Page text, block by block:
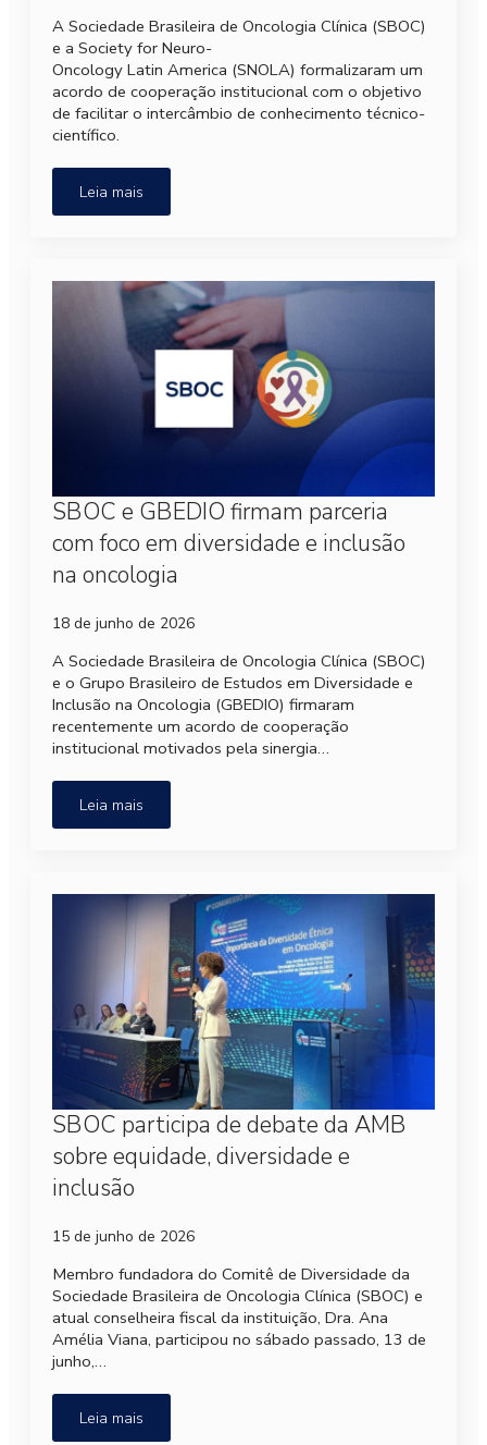
A Sociedade Brasileira de Oncologia Clínica (SBOC)
e a Society for Neuro-
Oncology Latin America (SNOLA) formalizaram um
acordo de cooperação institucional com o objetivo
de facilitar o intercâmbio de conhecimento técnico-
científico.
Leia mais
SBOC e GBEDIO firmam parceria
com foco em diversidade e inclusão
na oncologia
18 de junho de 2026
A Sociedade Brasileira de Oncologia Clínica (SBOC)
e o Grupo Brasileiro de Estudos em Diversidade e
Inclusão na Oncologia (GBEDIO) firmaram
recentemente um acordo de cooperação
institucional motivados pela sinergia…
Leia mais
SBOC participa de debate da AMB
sobre equidade, diversidade e
inclusão
15 de junho de 2026
Membro fundadora do Comitê de Diversidade da
Sociedade Brasileira de Oncologia Clínica (SBOC) e
atual conselheira fiscal da instituição, Dra. Ana
Amélia Viana, participou no sábado passado, 13 de
junho,…
Leia mais